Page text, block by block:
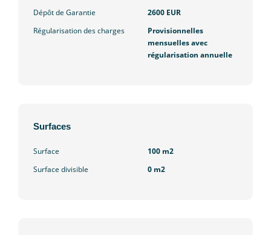
Dépôt de Garantie
2600 EUR
Régularisation des charges
Provisionnelles
mensuelles avec
régularisation annuelle
Surfaces
Surface
100 m2
Surface divisible
0 m2